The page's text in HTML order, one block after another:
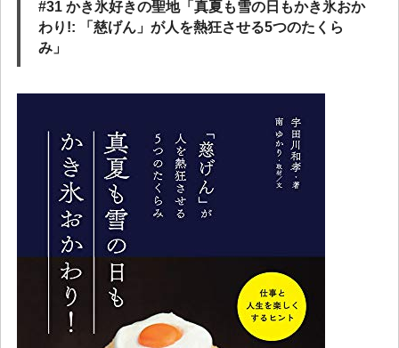
#31 かき氷好きの聖地「真夏も雪の日もかき氷おか
わり!: 「慈げん」が人を熱狂させる5つのたくら
み」